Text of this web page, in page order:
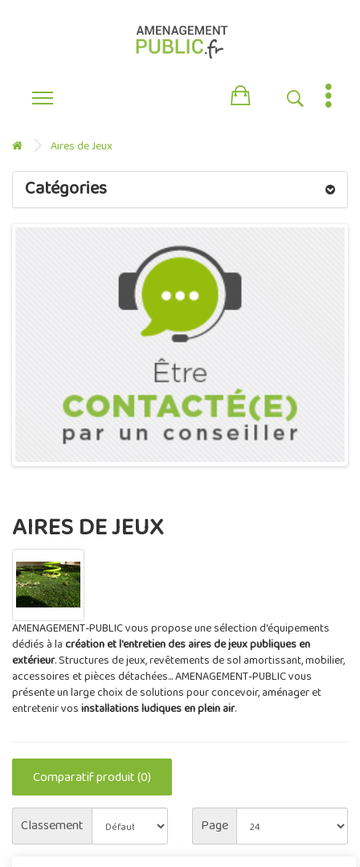
Aires de Jeux
Catégories
AIRES DE JEUX
AMENAGEMENT-PUBLIC vous propose une sélection d'équipements
dédiés à lacréation et l'entretien des aires de jeux publiques en
extérieur. Structures de jeux, revêtements de sol amortissant, mobilier,
accessoires et pièces détachées... AMENAGEMENT-PUBLIC vous
présente un large choix de solutions pour concevoir, aménager et
entretenir vosinstallations ludiques en plein air.
Comparatif produit (0)
Classement Page